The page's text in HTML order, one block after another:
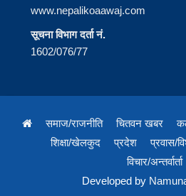
www.nepalikoaawaj.com
सूचना विभाग दर्ता नं.
1602/076/77
समाज/राजनीति चितवन खबर
शिक्षा/खेलकुद
प्रदेश प्रवास/
विचार/अन्तर्वार्ता
Developed by